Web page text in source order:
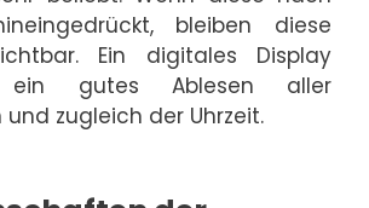
bleiben diese
Ein digitales Display
gutes Ablesen aller
und zugleich der Uhrzeit.